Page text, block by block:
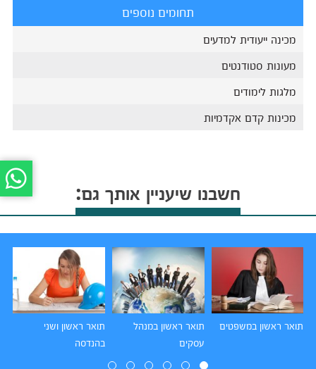
תחומים נוספים
מכינה ייעודית למדעים
מעונות סטודנטים
מלגות לימודים
מכינות קדם אקדמיות
חשבנו שיעניין אותך גם:
תואר ראשון במשפטים
תואר ראשון במנהל
עסקים
תואר ראשון ושני
בהנדסה